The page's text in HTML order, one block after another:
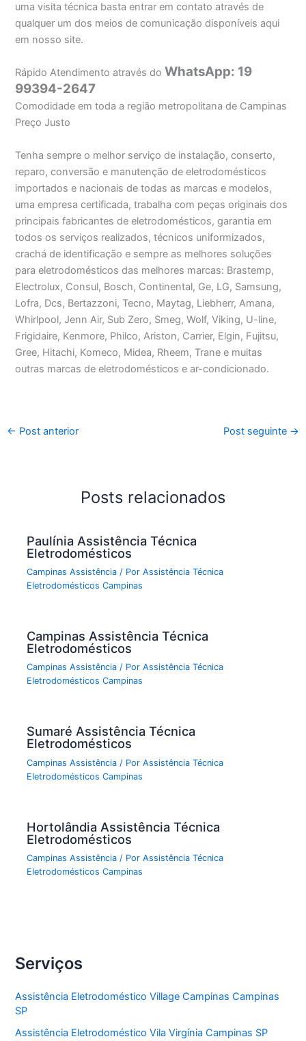
uma visita técnica basta entrar em contato através de
qualquer um dos meios de comunicação disponíveis aqui
em nosso site.
Rápido Atendimento através do WhatsApp: 19
99394-2647
Comodidade em toda a região metropolitana de Campinas
Preço Justo
Tenha sempre o melhor serviço de instalação, conserto,
reparo, conversão e manutenção de eletrodomésticos
importados e nacionais de todas as marcas e modelos,
uma empresa certificada, trabalha com peças originais dos
principais fabricantes de eletrodomésticos, garantia em
todos os serviços realizados, técnicos uniformizados,
crachá de identificação e sempre as melhores soluções
para eletrodomésticos das melhores marcas: Brastemp,
Electrolux, Consul, Bosch, Continental, Ge, LG, Samsung,
Lofra, Dcs, Bertazzoni, Tecno, Maytag, Liebherr, Amana,
Whirlpool, Jenn Air, Sub Zero, Smeg, Wolf, Viking, U-line,
Frigidaire, Kenmore, Philco, Ariston, Carrier, Elgin, Fujitsu,
Gree, Hitachi, Komeco, Midea, Rheem, Trane e muitas
outras marcas de eletrodomésticos e ar-condicionado.
← Post anterior Post seguinte →
Posts relacionados
Paulínia Assistência Técnica
Eletrodomésticos
Campinas Assistência / PorAssistência Técnica
Eletrodomésticos Campinas
Campinas Assistência Técnica
Eletrodomésticos
Campinas Assistência / PorAssistência Técnica
Eletrodomésticos Campinas
Sumaré Assistência Técnica
Eletrodomésticos
Campinas Assistência / PorAssistência Técnica
Eletrodomésticos Campinas
Hortolândia Assistência Técnica
Eletrodomésticos
Campinas Assistência / PorAssistência Técnica
Eletrodomésticos Campinas
Serviços
Assistência Eletrodoméstico Village Campinas Campinas
SP
Assistência Eletrodoméstico Vila Virgínia Campinas SP